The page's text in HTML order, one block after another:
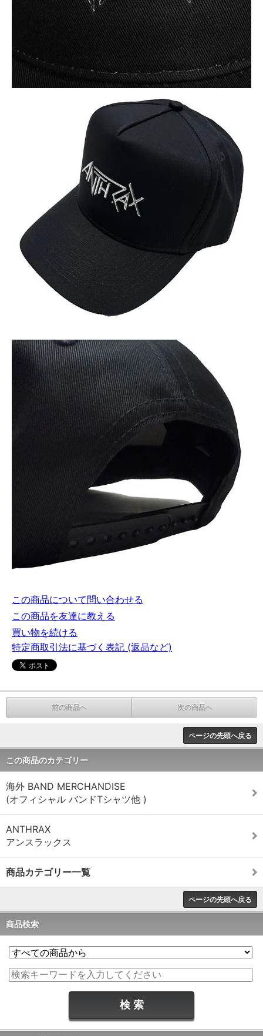
この商品について問い合わせる
この商品を友達に教える
買い物を続ける
特定商取引法に基づく表記 (返品など)
前の商品へ 次の商品へ
ページの先頭へ戻る
この商品のカテゴリー
海外 BAND MERCHANDISE
(オフィシャル バンドTシャツ他 )
ANTHRAX
アンスラックス
商品カテゴリー一覧
ページの先頭へ戻る
商品検索